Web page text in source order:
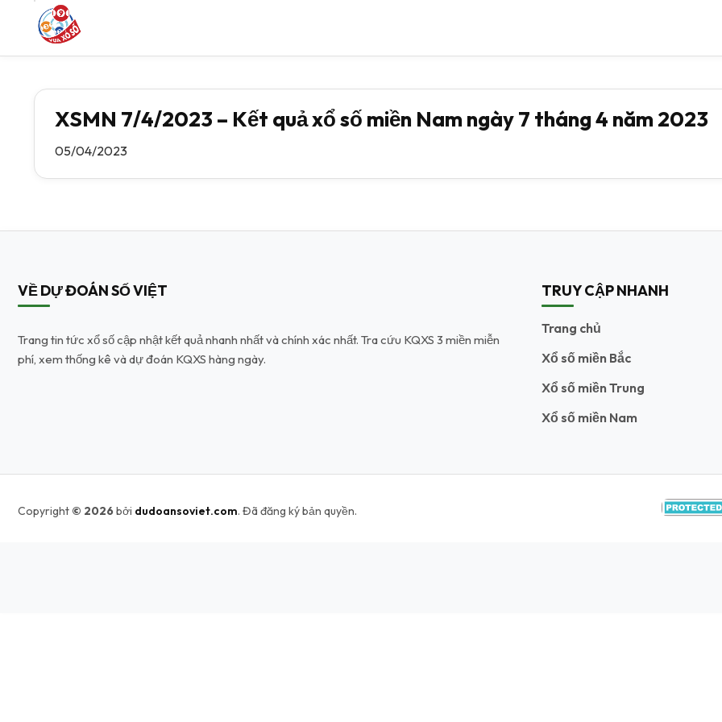
XSMN 7/4/2023 – Kết quả xổ số miền Nam ngày 7 tháng 4 năm 2023
05/04/2023
VỀ DỰ ĐOÁN SỐ VIỆT
Trang tin tức xổ số cập nhật kết quả nhanh nhất và chính xác nhất. Tra cứu KQXS 3 miền miễn
phí, xem thống kê và dự đoán KQXS hàng ngày.
TRUY CẬP NHANH
Trang chủ
Xổ số miền Bắc
Xổ số miền Trung
Xổ số miền Nam
Copyright © 2026bởi dudoansoviet.com. Đã đăng ký bản quyền.